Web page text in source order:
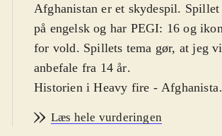
Afghanistan er et skydespil. Spillet
på engelsk og har PEGI: 16 og ikon
for vold. Spillets tema gør, at jeg
anbefale fra 14 år.
Historien i Heavy fire -
er man taget til Afghanistan for at
Læs hele vurderingen